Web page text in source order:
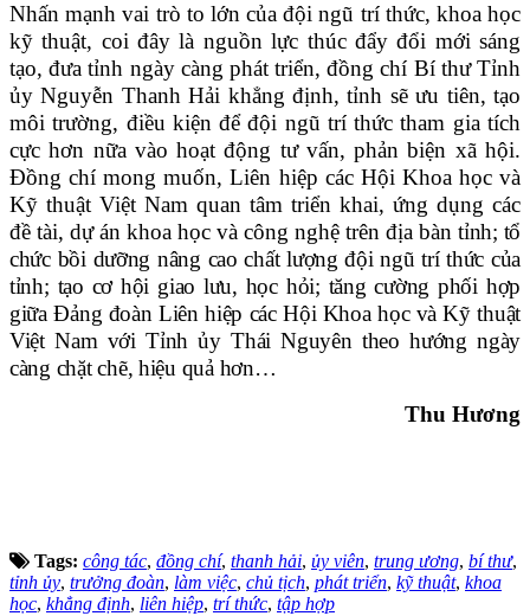
Nhấn mạnh vai trò to lớn của đội ngũ trí thức, khoa học
kỹ thuật, coi đây là nguồn lực thúc đẩy đổi mới sáng
tạo, đưa tỉnh ngày càng phát triển, đồng chí Bí thư Tỉnh
ủy Nguyễn Thanh Hải khẳng định, tỉnh sẽ ưu tiên, tạo
môi trường, điều kiện để đội ngũ trí thức tham gia tích
cực hơn nữa vào hoạt động tư vấn, phản biện xã hội.
Đồng chí mong muốn, Liên hiệp các Hội Khoa học và
Kỹ thuật Việt Nam quan tâm triển khai, ứng dụng các
đề tài, dự án khoa học và công nghệ trên địa bàntỉnh; tổ
chức bồi dưỡng nâng cao chất lượng đội ngũ trí thức của
tỉnh; tạo cơ hội giao lưu, học hỏi; tăng cường phối hợp
giữa Đảng đoàn Liên hiệp các Hội Khoa học và Kỹ thuật
Việt Nam với Tỉnh ủy Thái Nguyên theo hướng ngày
càng chặt chẽ, hiệu quả hơn…
Thu Hương
Tags: công tác, đồng chí, thanh hải, ủy viên, trung ương, bí thư,
tỉnh ủy, trưởng đoàn, làm việc, chủ tịch, phát triển, kỹ thuật, khoa
học, khẳng định, liên hiệp, trí thức, tập hợp